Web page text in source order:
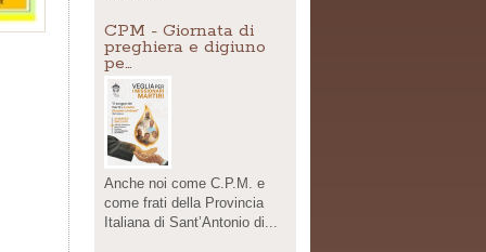
CPM - Giornata di
preghiera e digiuno
pe…
Anche noi come C.P.M. e
come frati della Provincia
Italiana di Sant’Antonio di...